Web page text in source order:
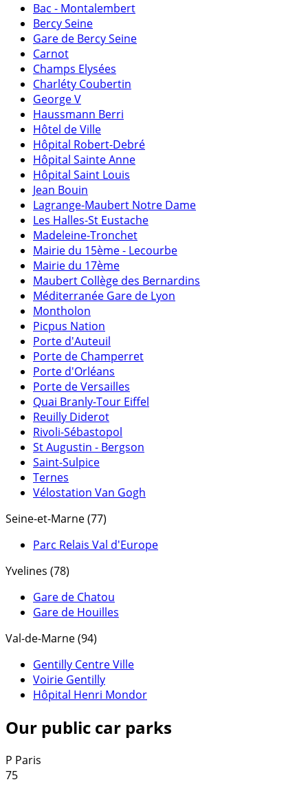
Bac - Montalembert
Bercy Seine
Gare de Bercy Seine
Carnot
Champs Elysées
Charléty Coubertin
George V
Haussmann Berri
Hôtel de Ville
Hôpital Robert-Debré
Hôpital Sainte Anne
Hôpital Saint Louis
Jean Bouin
Lagrange-Maubert Notre Dame
Les Halles-St Eustache
Madeleine-Tronchet
Mairie du 15ème - Lecourbe
Mairie du 17ème
Maubert Collège des Bernardins
Méditerranée Gare de Lyon
Montholon
Picpus Nation
Porte d'Auteuil
Porte de Champerret
Porte d'Orléans
Porte de Versailles
Quai Branly-Tour Eiffel
Reuilly Diderot
Rivoli-Sébastopol
St Augustin - Bergson
Saint-Sulpice
Ternes
Vélostation Van Gogh
Seine-et-Marne (77)
Parc Relais Val d'Europe
Yvelines (78)
Gare de Chatou
Gare de Houilles
Val-de-Marne (94)
Gentilly Centre Ville
Voirie Gentilly
Hôpital Henri Mondor
Our public car parks
P Paris
75